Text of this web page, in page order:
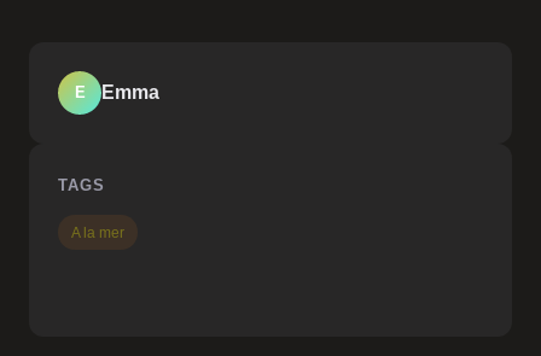
E Emma
TAGS
A la mer